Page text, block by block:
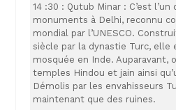
14 :30 : Qutub Minar : C’est l’un
monuments à Delhi, reconnu
mondial par l’UNESCO.
siècle par la dynastie Turc, elle
mosquée en Inde. Auparavant,
temples Hindou et jain ainsi
Démolis par les envahisseurs
maintenant que des ruines.